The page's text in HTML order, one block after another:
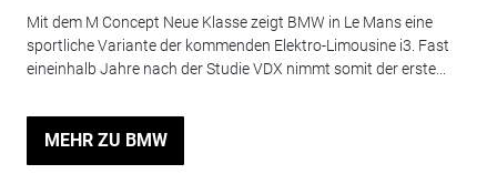
Mit dem M Concept Neue Klasse zeigt BMW in Le Mans eine
sportliche Variante der kommenden Elektro-Limousine i3. Fast
eineinhalb Jahre nach der Studie VDX nimmt somit der erste...
MEHR ZU BMW